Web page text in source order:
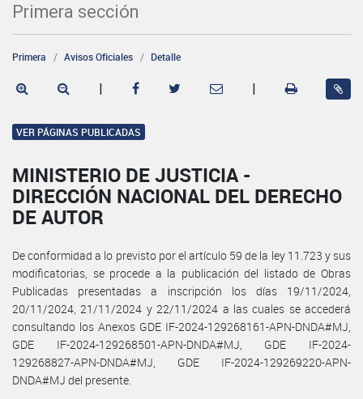
Primera sección
Primera Avisos Oficiales Detalle
| |
VER PÁGINAS PUBLICADAS
MINISTERIO DE JUSTICIA -
DIRECCIÓN NACIONAL DEL DERECHO
DE AUTOR
De conformidad a lo previsto por el artículo 59 de la ley 11.723 y sus
modificatorias, se procede a la publicación del listado de Obras
Publicadas presentadas a inscripción los días 19/11/2024,
20/11/2024, 21/11/2024 y 22/11/2024 a las cuales se accederá
consultando los Anexos GDE IF-2024-129268161-APN-DNDA#MJ,
GDE IF-2024-129268501-APN-DNDA#MJ, GDE IF-2024-
129268827-APN-DNDA#MJ, GDE IF-2024-129269220-APN-
DNDA#MJ del presente.